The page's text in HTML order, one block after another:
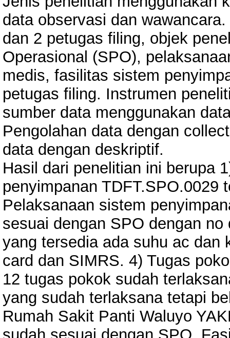
data observasi dan
dan 2 petugas filing, objek
Operasional (SPO),
medis, fasilitas sistem
petugas filing. Instrumen
sumber data menggunakan
Pengolahan data dengan
data dengan deskriptif.
Hasil dari penelitian ini berupa
penyimpanan TDFT.SPO.0029
Pelaksanaan sistem
sesuai dengan SPO dengan
yang tersedia ada suhu ac dan
card dan SIMRS. 4) Tugas
12 tugas pokok sudah
yang sudah terlaksana tetapi
Rumah Sakit Panti Waluyo